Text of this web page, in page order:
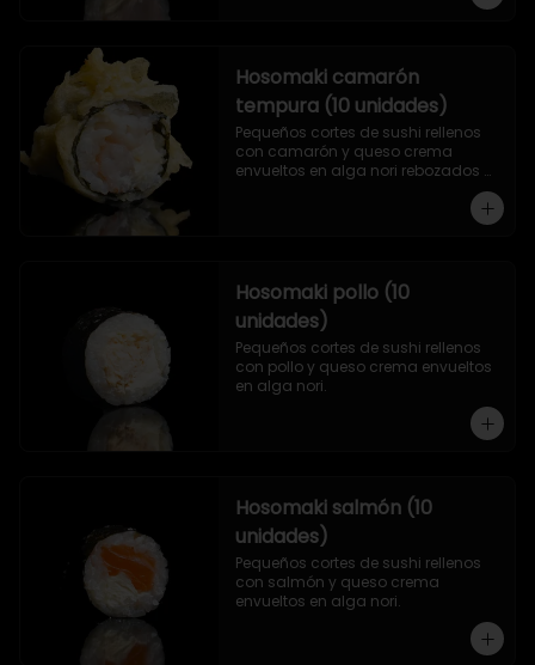
Hosomaki camarón
tempura (10 unidades)
Pequeños cortes de sushi rellenos
con camarón y queso crema
envueltos en alga nori rebozados
Hosomaki pollo (10
unidades)
Pequeños cortes de sushi rellenos
con pollo y queso crema envueltos
en alga nori.
Hosomaki salmón (10
unidades)
Pequeños cortes de sushi rellenos
con salmón y queso crema
envueltos en alga nori.